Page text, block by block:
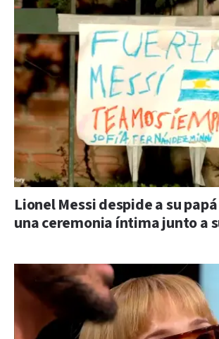
Lionel Messi despide a su
una ceremonia íntima junto a